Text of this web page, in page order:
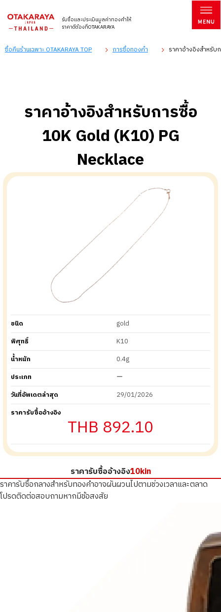
รับซื้อและประเมินมูลค่าทองคำให้
ราคาดีต้องที่OTAKARAYA
ซื้อคืนร้านเฉพาะ OTAKARAYA TOP การซื้อทองคำ ราคาอ้างอิงสำหรับ
ราคาอ้างอิงสำหรับการซื้อ
10K Gold (K10) PG
Necklace
ชนิด
gold
พิศุทธิ์
K10
น้ำหนัก
0.4g
ประเภท
ー
วันที่อัพเดตล่าสุด
29/01/2026
ราคารับซื้ออ้างอิง
THB 892.10
ราคารับซื้ออ้างอิง10kin
ราคารับซื้อกลางสำหรับทองคำอาจผันผวนไปตามช่วงเวลาและตลาด
โปรดติดต่อสอบถามหากมีข้อสงสัย